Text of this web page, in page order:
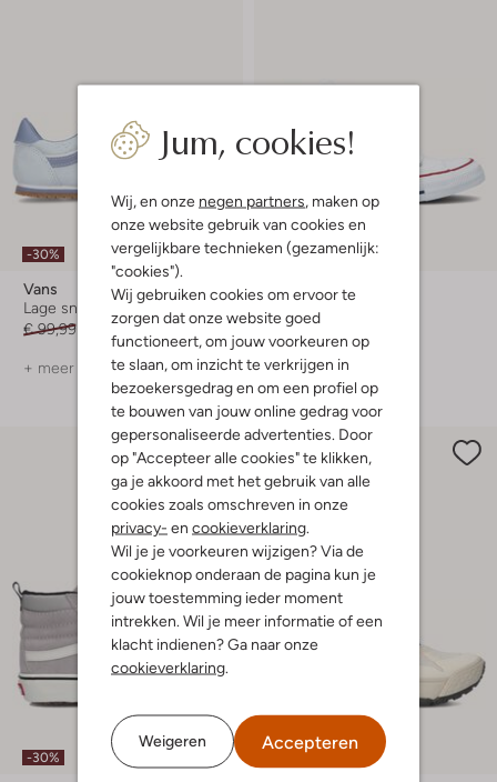
Jum, cookies!
Wij, en onze negen partners , maken op
onze website gebruik van cookies en
vergelijkbare technieken (gezamenlijk:
"cookies").
Wij gebruiken cookies om ervoor te
zorgen dat onze website goed
functioneert, om jouw voorkeuren op
te slaan, om inzicht te verkrijgen in
bezoekersgedrag en om een profiel op
te bouwen van jouw online gedrag voor
gepersonaliseerde advertenties. Door
op "Accepteer alle cookies" te klikken,
ga je akkoord met het gebruik van alle
cookies zoals omschreven in onze
privacy- en cookieverklaring
Wil je je voorkeuren wijzigen? Via de
cookieknop onderaan de pagina kun je
jouw toestemming ieder moment
intrekken. Wil je meer informatie of een
klacht indienen? Ga naar onze
cookieverklaring
Weigeren Accepteren
-30%
Vans
Lage sneakers
€ 99,99
€ 69,99
+ meer kleuren
-30%
Converse
Hoge sneakers
€ 74,99
-30% -30%